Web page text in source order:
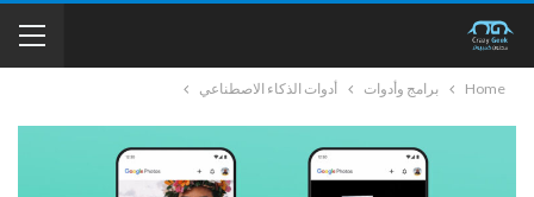
Home برامج وأدوات أدوات الذكاء الاصطناعي